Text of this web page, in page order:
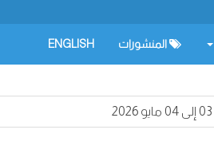
المنشورات ENGLISH